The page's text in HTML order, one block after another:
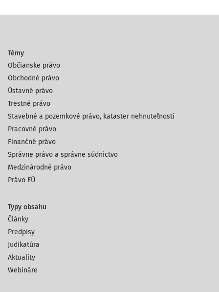
Témy
Občianske právo
Obchodné právo
Ústavné právo
Trestné právo
Stavebné a pozemkové právo, kataster nehnuteľností
Pracovné právo
Finančné právo
Správne právo a správne súdnictvo
Medzinárodné právo
Právo EÚ
Typy obsahu
Články
Predpisy
Judikatúra
Aktuality
Webináre